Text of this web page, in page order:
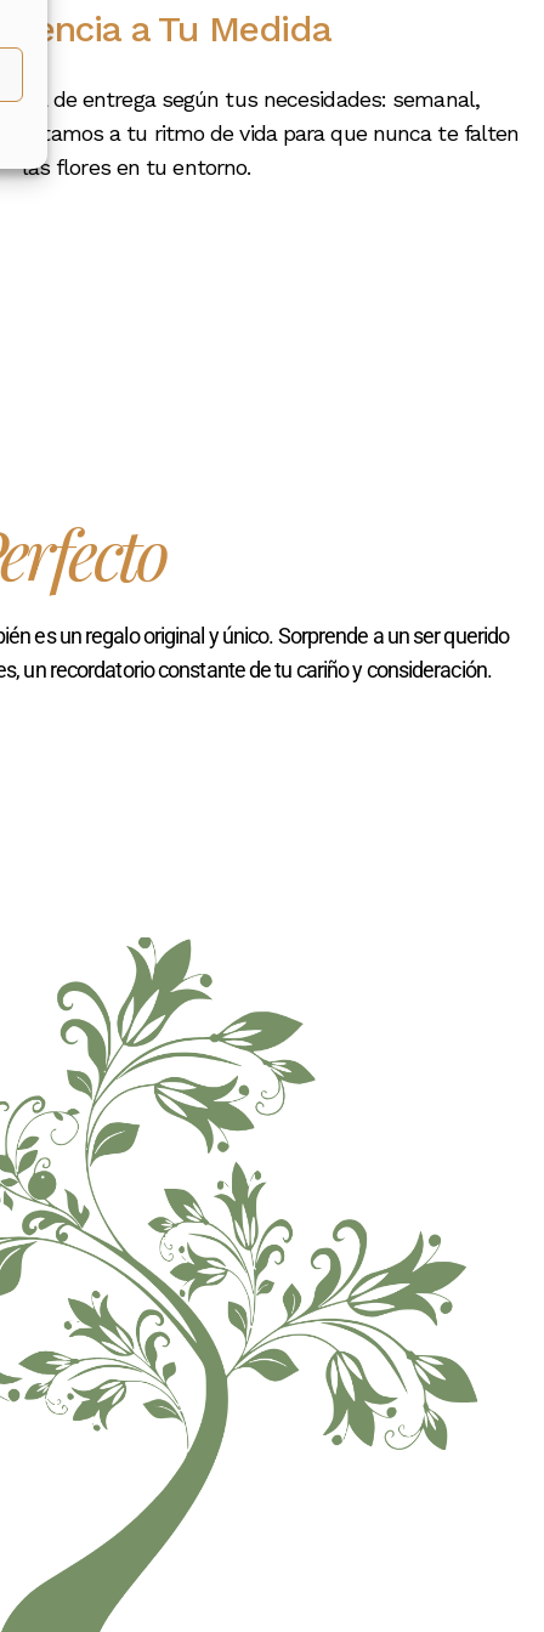
Garantizada
es con la frescura. Las flores son seleccionadas
en su punto óptimo de floración, asegurando que
belleza durante el mayor tiempo posible.
a Tu Medida
de entrega según tus necesidades: semanal,
a tu ritmo de vida para que nunca te falten
las flores en tu entorno.
es un regalo original y único. Sorprende a un ser querido
un recordatorio constante de tu cariño y consideración.